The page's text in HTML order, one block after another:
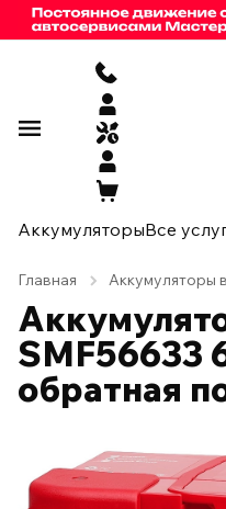
АккумуляторыВсе
Главная Аккумуляторы
SMF56633
обратная